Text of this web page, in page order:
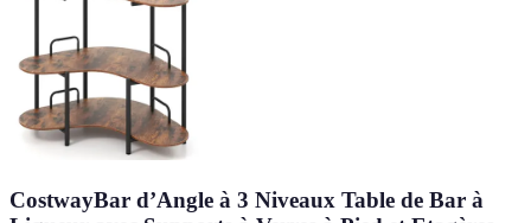
CostwayBar d’Angle à 3 Niveaux Table de Bar à